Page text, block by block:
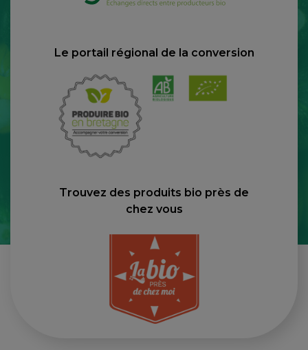
Le portail régional de la conversion
Trouvez des produits bio près de
chez vous